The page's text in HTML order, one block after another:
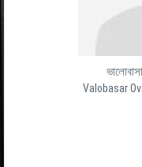
Valobasar